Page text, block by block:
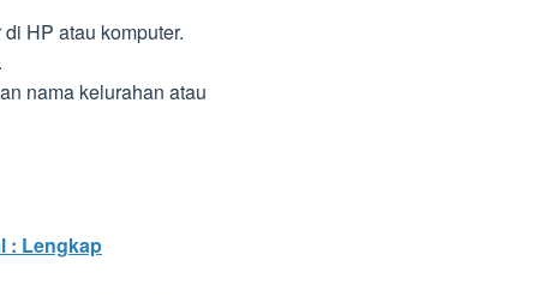
HP atau komputer.
nama kelurahan atau
: Lengkap